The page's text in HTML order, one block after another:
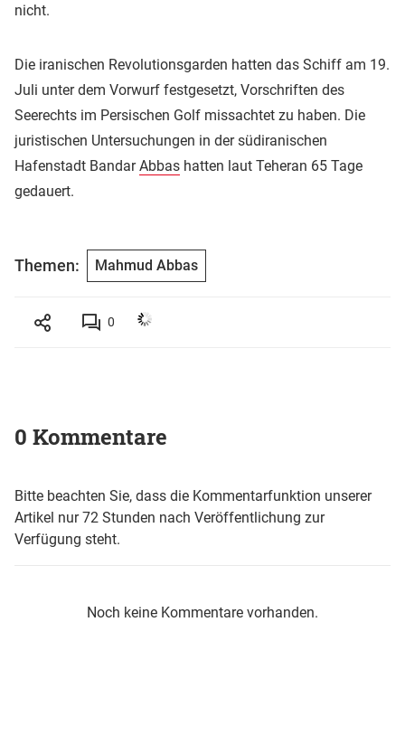
nicht.
Die iranischen Revolutionsgarden hatten das Schiff am 19.
Juli unter dem Vorwurf festgesetzt, Vorschriften des
Seerechts im Persischen Golf missachtet zu haben. Die
juristischen Untersuchungen in der südiranischen
Hafenstadt BandarAbbas hatten laut Teheran 65 Tage
gedauert.
Themen: Mahmud Abbas
0
0 Kommentare
Bitte beachten Sie, dass die Kommentarfunktion unserer
Artikel nur 72 Stunden nach Veröffentlichung zur
Verfügung steht.
Noch keine Kommentare vorhanden.